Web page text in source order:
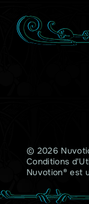
© 2026
Conditions
Nuvotion® est